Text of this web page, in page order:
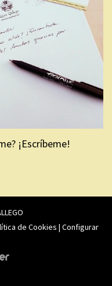
¡Escríbeme!
de Cookies | Configurar